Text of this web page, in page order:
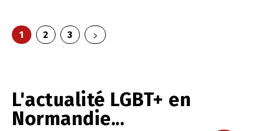
1 2 3
L'actualité LGBT+ en
Normandie...